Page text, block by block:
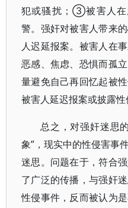
犯或骚扰；③被害人在
警。强奸对被害人带来
人迟延报案。被害人在
恶感、焦虑、恐惧而孤
量避免自己再回忆起被
被害人延迟报案或披露性
总之，对强奸迷思
象”，现实中的性侵害事
迷思。问题在于，符合
了广泛的传播，与强奸
性侵事件，反而被认为